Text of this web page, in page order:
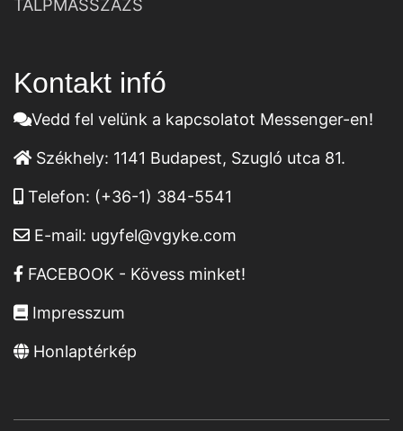
TALPMASSZÁZS
Kontakt infó
Vedd fel velünk a kapcsolatot Messenger-en!
Székhely: 1141 Budapest, Szugló utca 81.
Telefon: (+36-1) 384-5541
E-mail: ugyfel@vgyke.com
FACEBOOK - Kövess minket!
Impresszum
Honlaptérkép